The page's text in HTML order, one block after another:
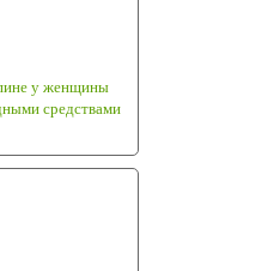
у женщины
средствами